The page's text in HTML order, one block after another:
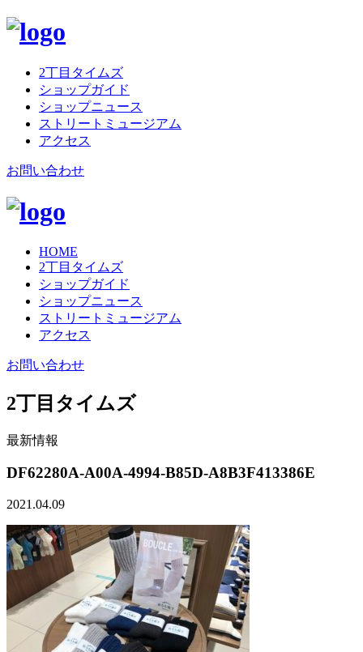
2丁目タイムズ
ショップガイド
ショップニュース
ストリートミュージアム
アクセス
お問い合わせ
HOME
2丁目タイムズ
ショップガイド
ショップニュース
ストリートミュージアム
アクセス
お問い合わせ
2丁目タイムズ
最新情報
DF62280A-A00A-4994-B85D-A8B3F413386E
2021.04.09